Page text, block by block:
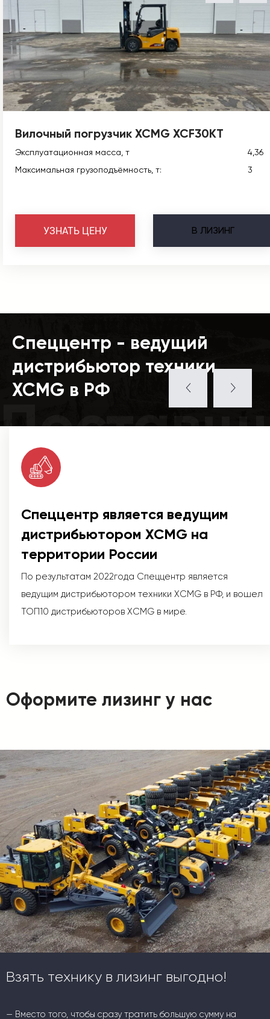
Вилочный погрузчик XCMG XCF30KT
Эксплуатационная масса, т
4,36
Максимальная грузоподъёмность, т:
3
В ЛИЗИНГ
УЗНАТЬ ЦЕНУ
Спеццентр - ведущий
дистрибьютор техники
XCMG в РФ
Спеццентр является ведущим
дистрибьютором XCMG на
территории России
По результатам 2022года Спеццентр является
ведущим дистрибьютором техники XCMG в РФ, и вошел
ТОП10 дистрибьюторов XCMG в мире.
Оформите лизинг у нас
Взять технику в лизинг выгодно!
— Вместо того, чтобы сразу тратить большую сумму на